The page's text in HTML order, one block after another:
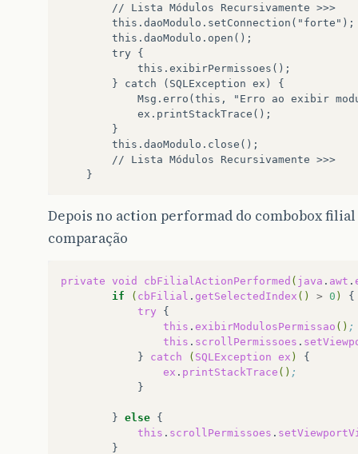
        // Lista Módulos Recursivamente >>>
        this.daoModulo.setConnection("forte");
        this.daoModulo.open();
        try {
            this.exibirPermissoes();
        } catch (SQLException ex) {
Msg.erro(this, "Erro ao exibir
            ex.printStackTrace();
        }
        this.daoModulo.close();
        // Lista Módulos Recursivamente >>>
Depois no action performad do combobox
comparação
private void cbFilialActionPerformed ( java . awt .
if
( cbFilial . getSelectedIndex () > 0 )
try
this . exibirModulosPermissao () ;
this . scrollPermissoes .
}
catch ( SQLException ex )
ex . printStackTrace () ;
}
} else
this . scrollPermissoes .